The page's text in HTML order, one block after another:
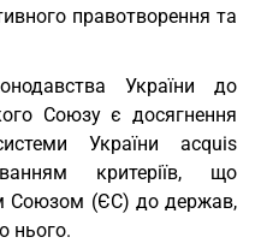
правотворення та
України до
Союзу є досягнення
України acquis
критеріїв, що
Союзом (ЄС) до держав,
нього.